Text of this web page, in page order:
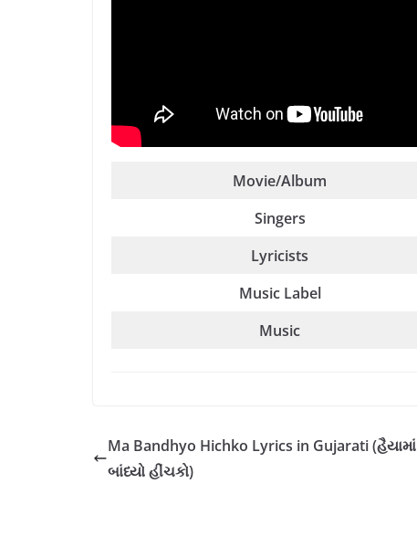
Movie/Album
Singers
Lyricists
Music Label
Music
Ma Bandhyo Hichko Lyrics in Gujarati (હૈયામાં
બાંધ્યો હીંચકો)